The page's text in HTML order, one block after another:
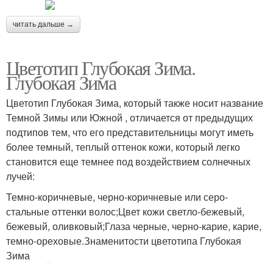
читать дальше →
Цветотип Глубокая Зима.
Глубокая Зима
Цветотип Глубокая Зима, который также носит название
Темной Зимы или Южной , отличается от предыдущих
подтипов тем, что его представительницы могут иметь
более темный, теплый оттенок кожи, который легко
становится еще темнее под воздействием солнечных
лучей:
Темно-коричневые, черно-коричневые или серо-
стальные оттенки волос;Цвет кожи светло-бежевый,
бежевый, оливковый;Глаза черные, черно-карие, карие,
темно-ореховые.Знаменитости цветотипа Глубокая
Зима